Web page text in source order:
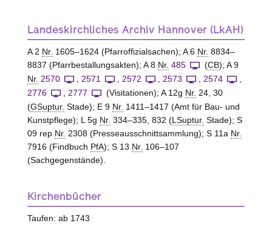
Landeskirchliches Archiv Hannover (LkAH)
A 2 Nr. 1605–1624 (Pfarroffizialsachen); A 6 Nr. 8834–
8837 (Pfarrbestallungsakten); A 8 Nr. 485 (CB); A 9
Nr. 2570 2571 2572 2573 2574
2776
2777 (Visitationen); A 12g Nr. 24, 30
(GSuptur. Stade); E 9 Nr. 1411–1417 (Amt für Bau- und
Kunstpflege); L 5g Nr. 334–335, 832 (LSuptur. Stade); S
09 rep Nr. 2308 (Presseausschnittsammlung); S 11a Nr.
7916 (Findbuch PfA); S 13 Nr. 106–107
(Sachgegenstände).
Kirchenbücher
Taufen: ab 1743